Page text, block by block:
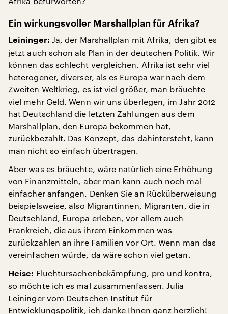
Ein wirkungsvoller Marshallplan für Afrika?
Leininger: Ja, der Marshallplan mit Afrika, den gibt es
jetzt auch schon als Plan in der deutschen Politik. Wir
können das schlecht vergleichen. Afrika ist sehr viel
heterogener, diverser, als es Europa war nach dem
Zweiten Weltkrieg, es ist viel größer, man bräuchte
viel mehr Geld. Wenn wir uns überlegen, im Jahr 2012
hat Deutschland die letzten Zahlungen aus dem
Marshallplan, den Europa bekommen hat,
zurückbezahlt. Das Konzept, das dahintersteht, kann
man nicht so einfach übertragen.
Aber was es bräuchte, wäre natürlich eine Erhöhung
von Finanzmitteln, aber man kann auch noch mal
einfacher anfangen. Denken Sie an Rücküberweisung
beispielsweise, also Migrantinnen, Migranten, die in
Deutschland, Europa erleben, vor allem auch
Frankreich, die aus ihrem Einkommen was
zurückzahlen an ihre Familien vor Ort. Wenn man das
vereinfachen würde, da wäre schon viel getan.
Heise: Fluchtursachenbekämpfung, pro und kontra,
so möchte ich es mal zusammenfassen. Julia
Leininger vom Deutschen Institut für
Entwicklungspolitik, ich danke Ihnen ganz herzlich!